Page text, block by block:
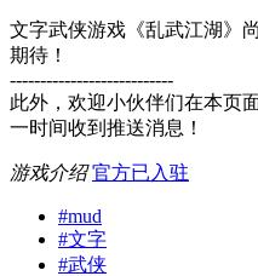
文字武侠游戏《乱武江湖》
期待！
---------------------------
此外，欢迎小伙伴们在本页
一时间收到推送消息！
游戏介绍 官方已入驻
#mud
#文字
#武侠